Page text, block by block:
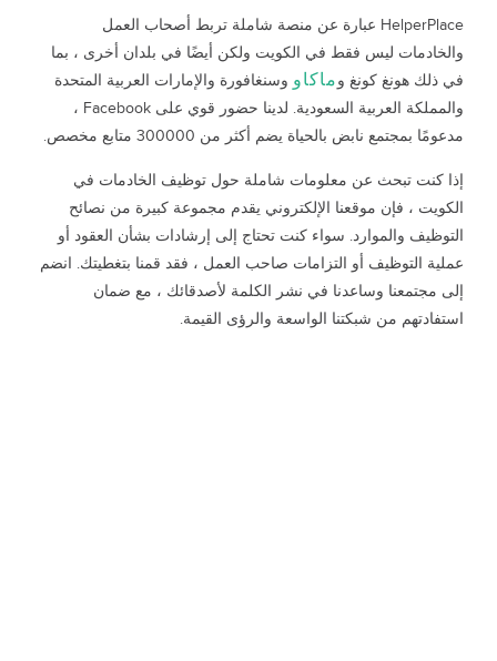
HelperPlace عبارة عن منصة شاملة تربط أصحاب العمل
والخادمات ليس فقط في الكويت ولكن أيضًا في بلدان أخرى ، بما
في ذلك هونغ كونغ وماكاو وسنغافورة والإمارات العربية المتحدة
والمملكة العربية السعودية. لدينا حضور قوي على Facebook ،
مدعومًا بمجتمع نابض بالحياة يضم أكثر من 300000 متابع مخصص.
إذا كنت تبحث عن معلومات شاملة حول توظيف الخادمات في
الكويت ، فإن موقعنا الإلكتروني يقدم مجموعة كبيرة من نصائح
التوظيف والموارد. سواء كنت تحتاج إلى إرشادات بشأن العقود أو
عملية التوظيف أو التزامات صاحب العمل ، فقد قمنا بتغطيتك. انضم
إلى مجتمعنا وساعدنا في نشر الكلمة لأصدقائك ، مع ضمان
استفادتهم من شبكتنا الواسعة والرؤى القيمة.